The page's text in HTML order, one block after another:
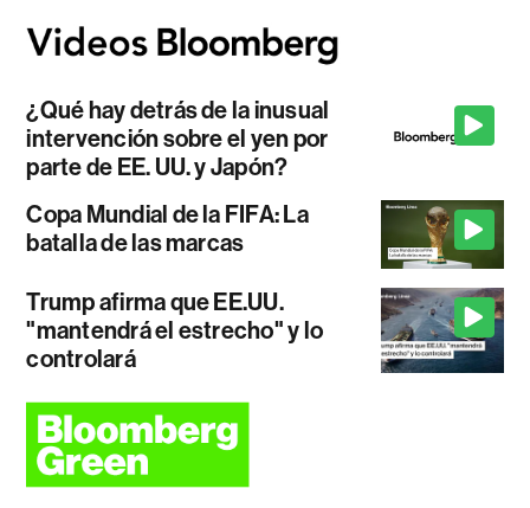
¿Qué hay detrás de la inusual
intervención sobre el yen por
parte de EE. UU. y Japón?
Copa Mundial de la FIFA: La
batalla de las marcas
Trump afirma que EE.UU.
"mantendrá el estrecho" y lo
controlará